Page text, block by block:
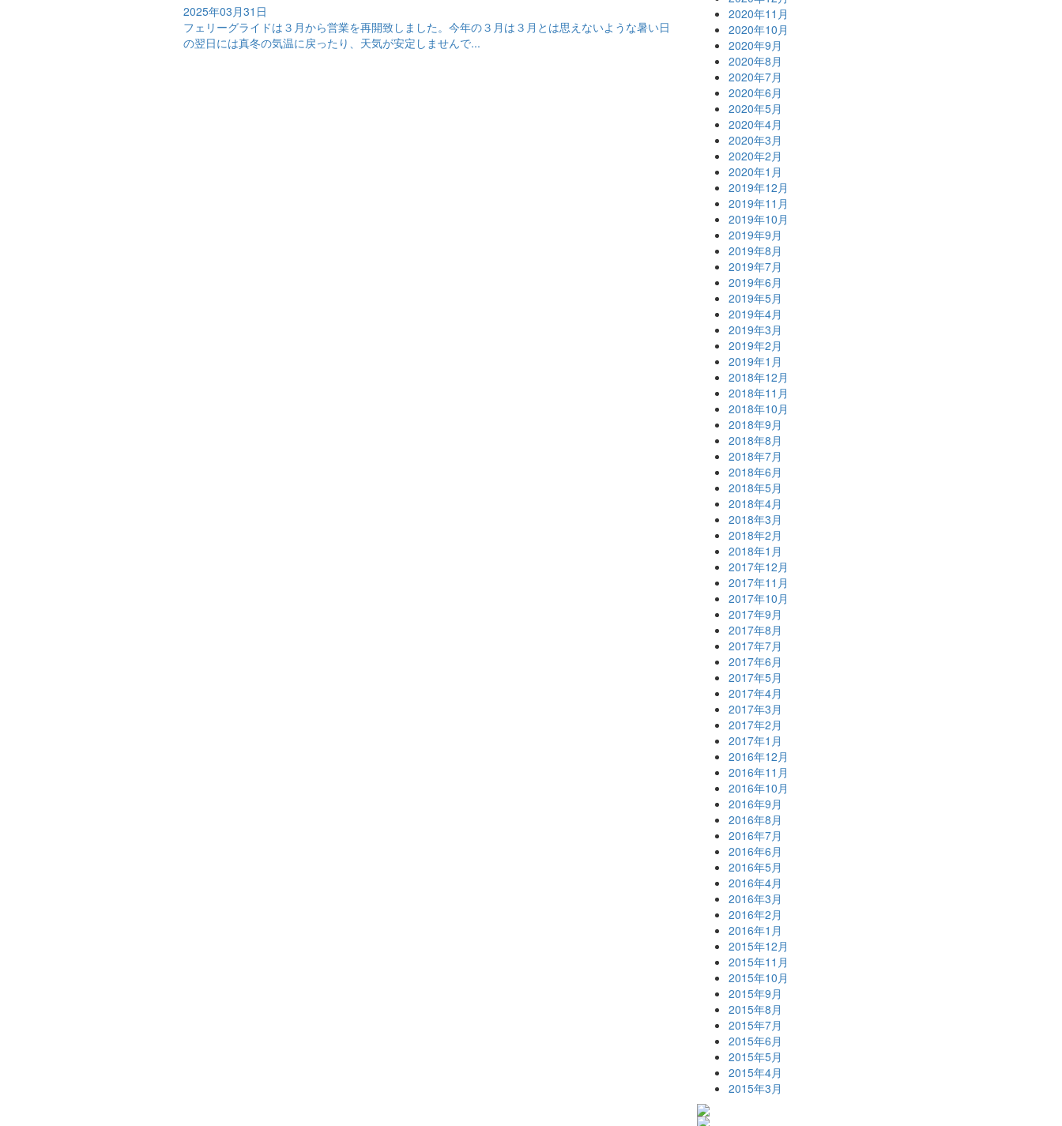
2025年03月31日
フェリーグライドは３月から営業を再開致しました。今年の３月は３月とは思えないような暑い日
の翌日には真冬の気温に戻ったり、天気が安定しませんで...
2020年11月
2020年10月
2020年9月
2020年8月
2020年7月
2020年6月
2020年5月
2020年4月
2020年3月
2020年2月
2020年1月
2019年12月
2019年11月
2019年10月
2019年9月
2019年8月
2019年7月
2019年6月
2019年5月
2019年4月
2019年3月
2019年2月
2019年1月
2018年12月
2018年11月
2018年10月
2018年9月
2018年8月
2018年7月
2018年6月
2018年5月
2018年4月
2018年3月
2018年2月
2018年1月
2017年12月
2017年11月
2017年10月
2017年9月
2017年8月
2017年7月
2017年6月
2017年5月
2017年4月
2017年3月
2017年2月
2017年1月
2016年12月
2016年11月
2016年10月
2016年9月
2016年8月
2016年7月
2016年6月
2016年5月
2016年4月
2016年3月
2016年2月
2016年1月
2015年12月
2015年11月
2015年10月
2015年9月
2015年8月
2015年7月
2015年6月
2015年5月
2015年4月
2015年3月